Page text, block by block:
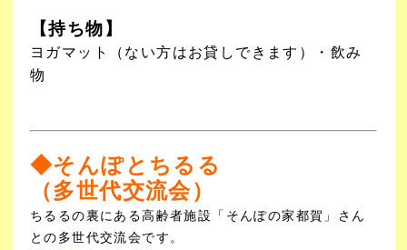
【持ち物】
ヨガマット（ない方はお貸しできます）・飲み
物
◆そんぽとちるる
（多世代交流会）
ちるるの裏にある高齢者施設「そんぽの家都賀」さん
との多世代交流会です。